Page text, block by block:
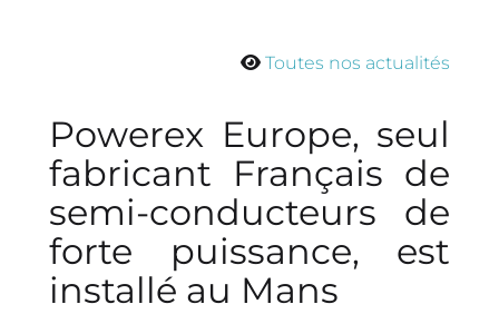
Toutes nos actualités
Powerex Europe, seul
fabricant Français de
semi-conducteurs de
forte puissance, est
installé au Mans